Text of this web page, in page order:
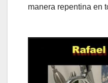
manera repentina en